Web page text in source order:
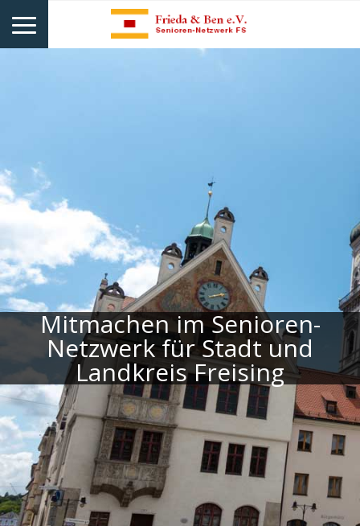
Mitmachen im Senioren-
Netzwerk für Stadt und
Landkreis Freising